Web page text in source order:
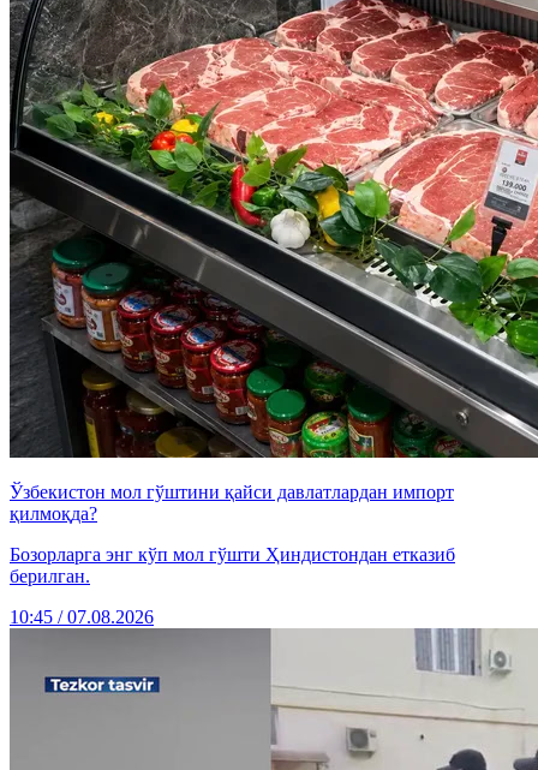
Ўзбекистон мол гўштини қайси давлатлардан импорт
қилмоқда?
Бозорларга энг кўп мол гўшти Ҳиндистондан етказиб
берилган.
10:45 / 07.08.2026